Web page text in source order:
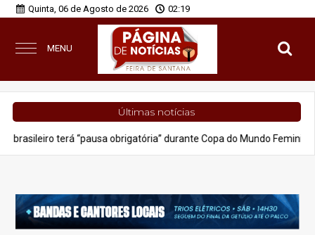
Quinta, 06 de Agosto de 2026 02:19
MENU
Últimas notícias
“pausa obrigatória” durante Copa do Mundo Feminina 2027